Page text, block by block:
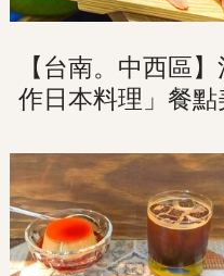
【台南。中西區
作日本料理」餐